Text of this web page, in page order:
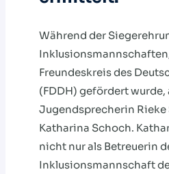
Während der
Freundeskreis des
(FDDH) gefördert
Jugendsprecherin Rieke
Katharina Schoch.
nicht nur als Betreuerin
Inklusionsmannschaft